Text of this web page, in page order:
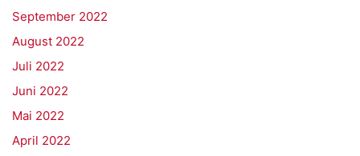
September 2022
August 2022
Juli 2022
Juni 2022
Mai 2022
April 2022